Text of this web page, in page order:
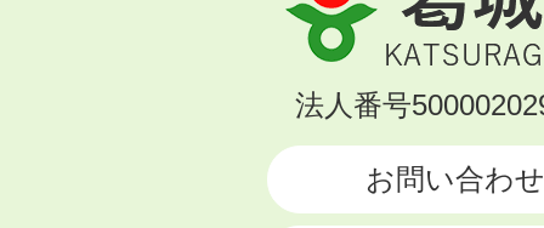
城
市
KATSURAGI
法人番号
お問い合わせ